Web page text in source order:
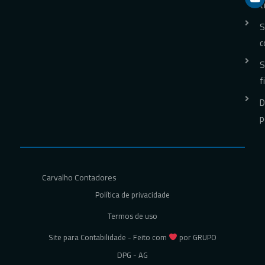
Carvalho Contadores
Política de privacidade
Termos de uso
Site para Contabilidade - Feito com
por GRUPO
DPG - AG